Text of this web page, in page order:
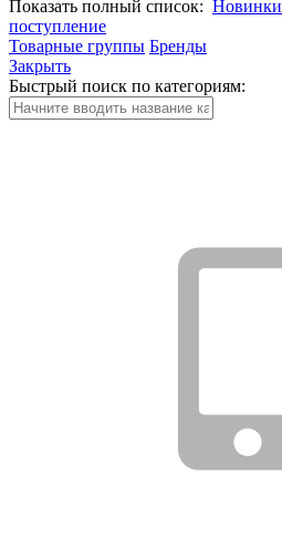
Показать полный список: Новинки
поступление
Товарные группы Бренды
Закрыть
Быстрый поиск по категориям: